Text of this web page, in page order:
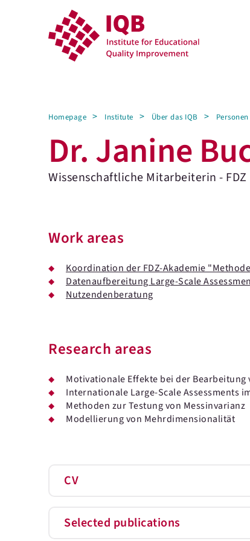
Homepage Institute Über das IQB Personen
Dr. Janine
Wissenschaftliche Mitarbeiterin - FDZ
Work areas
Koordination der FDZ-Akademie
Datenaufbereitung Large-Scale
Nutzendenberatung
Research areas
Motivationale Effekte bei der Bearbeitung
Internationale Large-Scale Assessments
Methoden zur Testung von Messinvarianz
Modellierung von Mehrdimensionalität
CV
Selected publications